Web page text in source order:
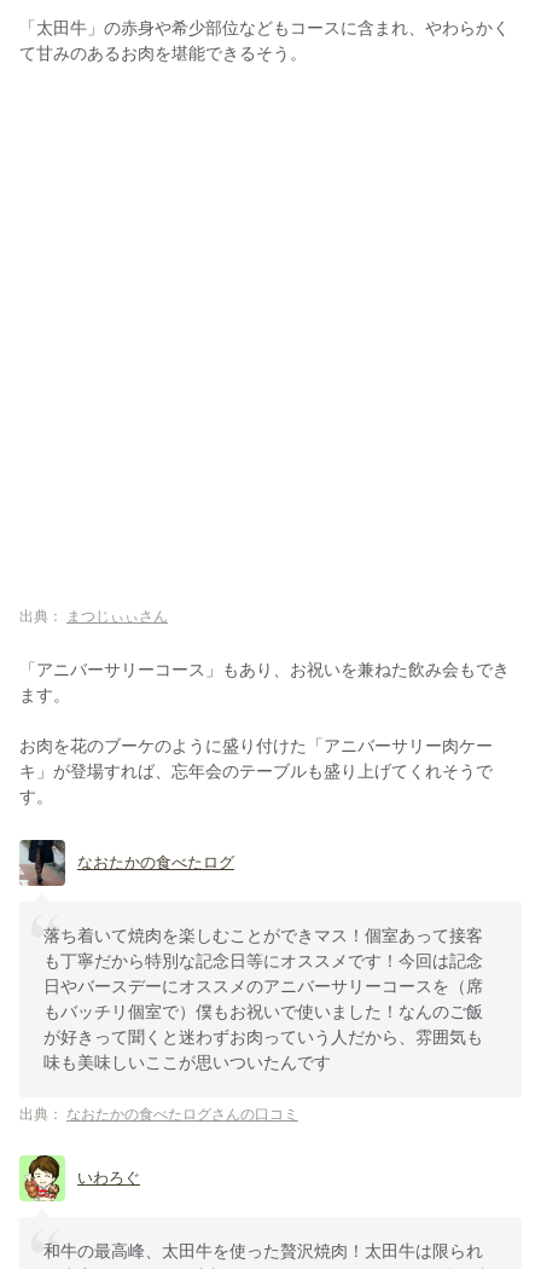
「太田牛」の赤身や希少部位などもコースに含まれ、やわらかく
て甘みのあるお肉を堪能できるそう。
出典： まつじぃぃさん
「アニバーサリーコース」もあり、お祝いを兼ねた飲み会もでき
ます。
お肉を花のブーケのように盛り付けた「アニバーサリー肉ケー
キ」が登場すれば、忘年会のテーブルも盛り上げてくれそうで
す。
なおたかの食べたログ
落ち着いて焼肉を楽しむことができマス！個室あって接客
も丁寧だから特別な記念日等にオススメです！今回は記念
日やバースデーにオススメのアニバーサリーコースを（席
もバッチリ個室で）僕もお祝いで使いました！なんのご飯
が好きって聞くと迷わずお肉っていう人だから、雰囲気も
味も美味しいここが思いついたんです
出典： なおたかの食べたログさんの口コミ
いわろぐ
和牛の最高峰、太田牛を使った贅沢焼肉！太田牛は限られ